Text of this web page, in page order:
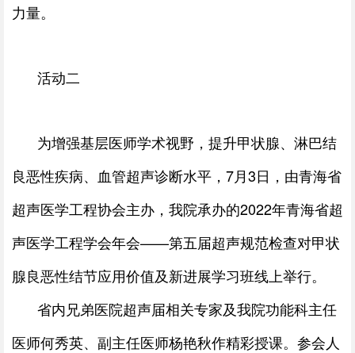
力量。
活动二
为增强基层医师学术视野，提升甲状腺、淋巴结
良恶性疾病、血管超声诊断水平，7月3日，由青海省
超声医学工程协会主办，我院承办的2022年青海省超
声医学工程学会年会——第五届超声规范检查对甲状
腺良恶性结节应用价值及新进展学习班线上举行。
省内兄弟医院超声届相关专家及我院功能科主任
医师何秀英、副主任医师杨艳秋作精彩授课。参会人